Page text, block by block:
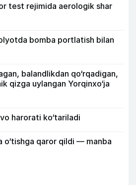
test rejimida aerologik shar
bomba portlatish bilan
balandlikdan qo‘rqadigan,
qizga uylangan Yorqinxo‘ja
harorati ko‘tariladi
o‘tishga qaror qildi — manba